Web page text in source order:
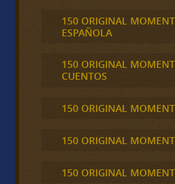
150 ORIGINAL
ESPAÑOLA
150 ORIGINAL
CUENTOS
150 ORIGINAL
150 ORIGINAL
150 ORIGINAL